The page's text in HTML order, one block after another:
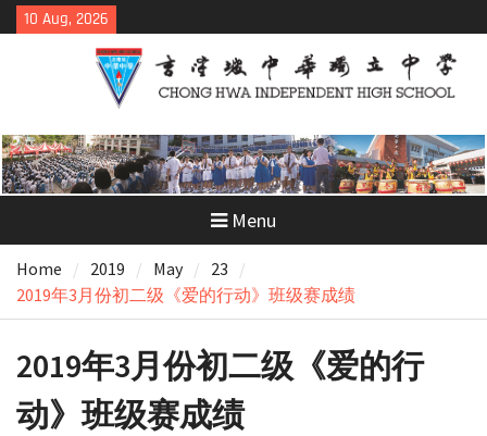
Skip
to
10 Aug, 2026
Menu
Home 2019 May
23
2019年3月份初二级《爱的行动》班级赛成绩
2019年3月份初二级《爱的行
动》班级赛成绩